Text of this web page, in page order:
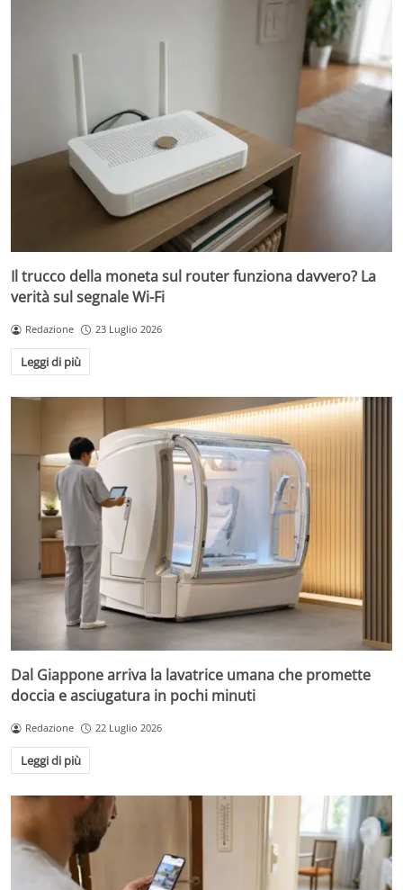
Il trucco della moneta sul router funziona davvero? La
verità sul segnale Wi-Fi
Redazione 23 Luglio 2026
Leggi di più
Dal Giappone arriva la lavatrice umana che promette
doccia e asciugatura in pochi minuti
Redazione 22 Luglio 2026
Leggi di più